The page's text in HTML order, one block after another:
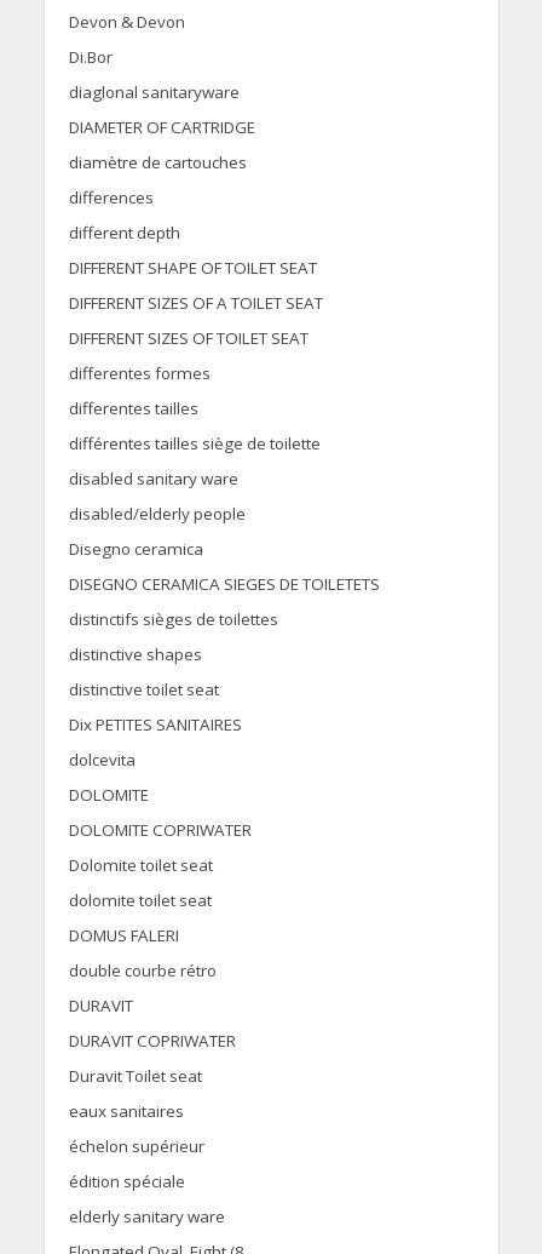
Devon & Devon
Di.Bor
diaglonal sanitaryware
DIAMETER OF CARTRIDGE
diamètre de cartouches
differences
different depth
DIFFERENT SHAPE OF TOILET SEAT
DIFFERENT SIZES OF A TOILET SEAT
DIFFERENT SIZES OF TOILET SEAT
differentes formes
differentes tailles
différentes tailles siège de toilette
disabled sanitary ware
disabled/elderly people
Disegno ceramica
DISEGNO CERAMICA SIEGES DE TOILETETS
distinctifs sièges de toilettes
distinctive shapes
distinctive toilet seat
Dix PETITES SANITAIRES
dolcevita
DOLOMITE
DOLOMITE COPRIWATER
Dolomite toilet seat
dolomite toilet seat
DOMUS FALERI
double courbe rétro
DURAVIT
DURAVIT COPRIWATER
Duravit Toilet seat
eaux sanitaires
échelon supérieur
édition spéciale
elderly sanitary ware